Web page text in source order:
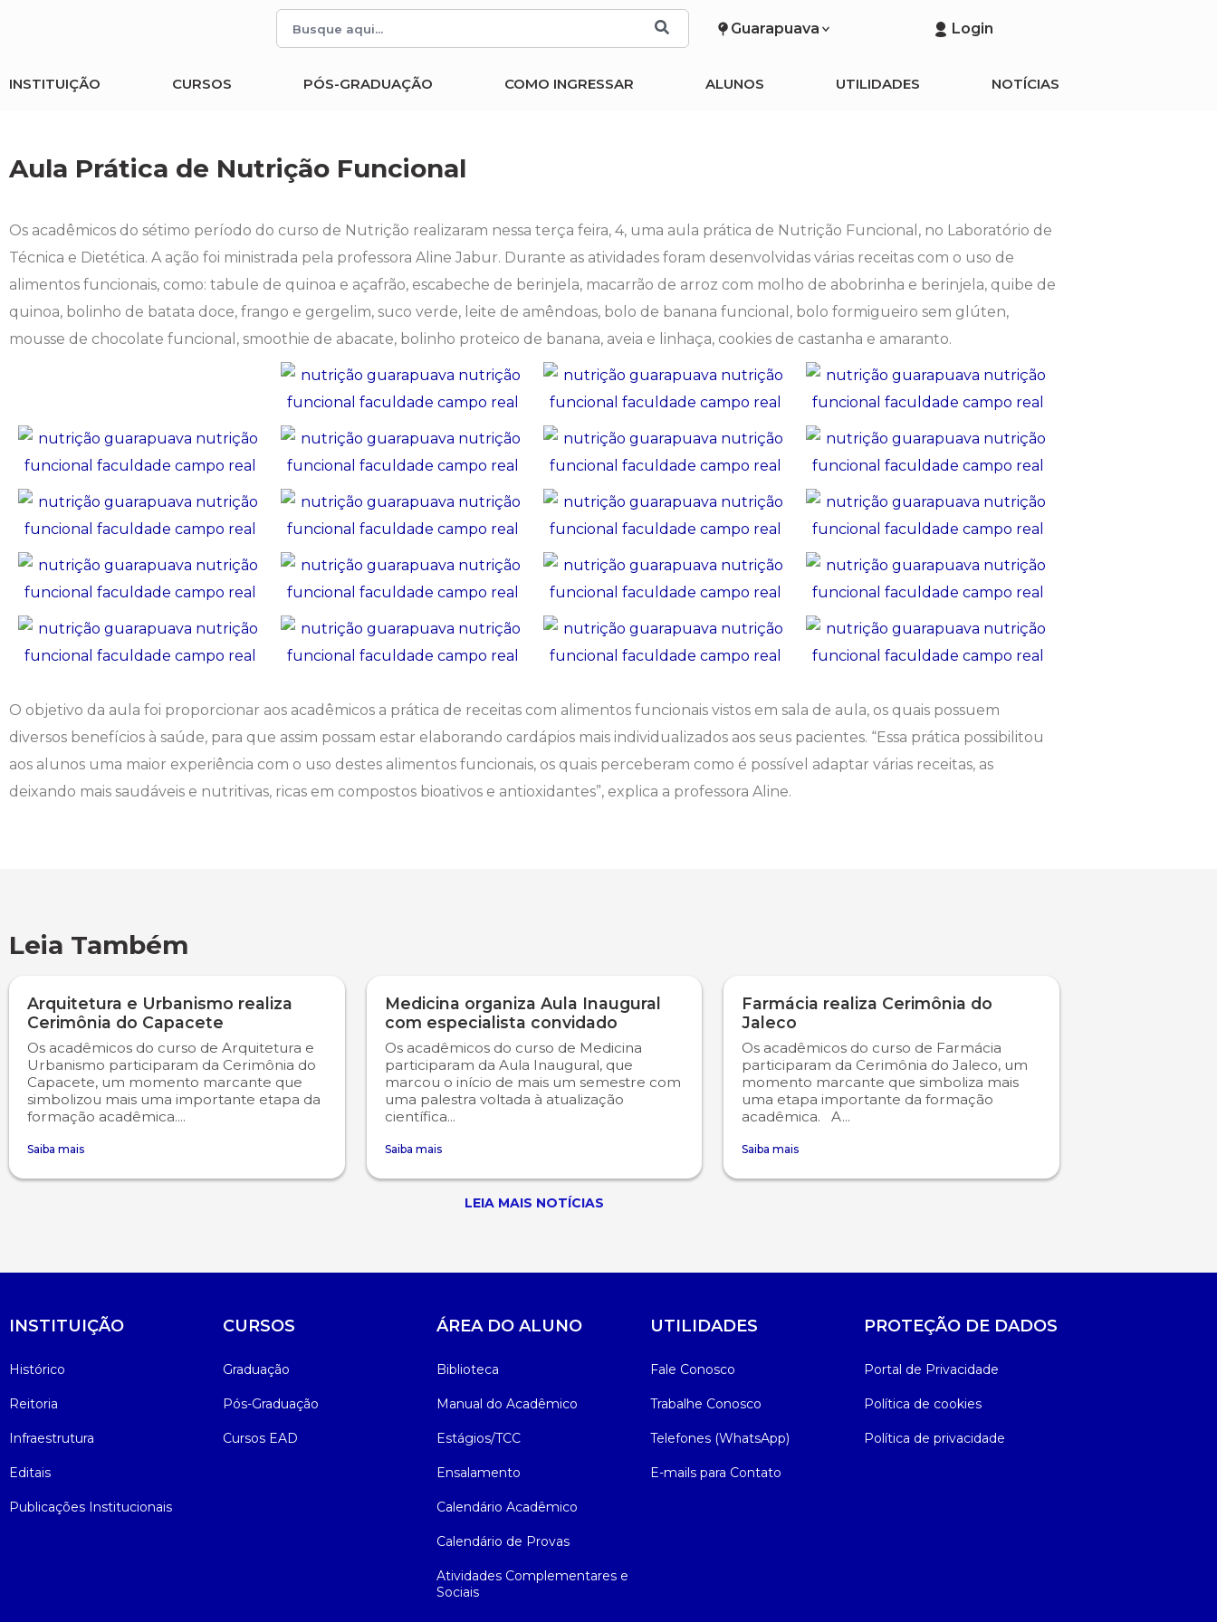
Guarapuava Login
INSTITUIÇÃO CURSOS PÓS-GRADUAÇÃO COMO INGRESSAR ALUNOS UTILIDADES NOTÍCIAS
Aula Prática de Nutrição Funcional
Os acadêmicos do sétimo período do curso de Nutrição realizaram nessa terça feira, 4, uma aula prática de Nutrição Funcional, no Laboratório de
Técnica e Dietética. A ação foi ministrada pela professora Aline Jabur. Durante as atividades foram desenvolvidas várias receitas com o uso de
alimentos funcionais, como: tabule de quinoa e açafrão, escabeche de berinjela, macarrão de arroz com molho de abobrinha e berinjela, quibe de
quinoa, bolinho de batata doce, frango e gergelim, suco verde, leite de amêndoas, bolo de banana funcional, bolo formigueiro sem glúten,
mousse de chocolate funcional, smoothie de abacate, bolinho proteico de banana, aveia e linhaça, cookies de castanha e amaranto.
O objetivo da aula foi proporcionar aos acadêmicos a prática de receitas com alimentos funcionais vistos em sala de aula, os quais possuem
diversos benefícios à saúde, para que assim possam estar elaborando cardápios mais individualizados aos seus pacientes. “Essa prática possibilitou
aos alunos uma maior experiência com o uso destes alimentos funcionais, os quais perceberam como é possível adaptar várias receitas, as
deixando mais saudáveis e nutritivas, ricas em compostos bioativos e antioxidantes”, explica a professora Aline.
Leia Também
Arquitetura e Urbanismo realiza
Cerimônia do Capacete
Os acadêmicos do curso de Arquitetura e
Urbanismo participaram da Cerimônia do
Capacete, um momento marcante que
simbolizou mais uma importante etapa da
formação acadêmica....
Saiba mais
Medicina organiza Aula Inaugural
com especialista convidado
Os acadêmicos do curso de Medicina
participaram da Aula Inaugural, que
marcou o início de mais um semestre com
uma palestra voltada à atualização
científica...
Saiba mais
Farmácia realiza Cerimônia do
Jaleco
Os acadêmicos do curso de Farmácia
participaram da Cerimônia do Jaleco, um
momento marcante que simboliza mais
uma etapa importante da formação
acadêmica. A...
Saiba mais
LEIA MAIS NOTÍCIAS
INSTITUIÇÃO
Histórico
Reitoria
Infraestrutura
Editais
Publicações Institucionais
CURSOS
Graduação
Pós-Graduação
Cursos EAD
ÁREA DO ALUNO
Biblioteca
Manual do Acadêmico
Estágios/TCC
Ensalamento
Calendário Acadêmico
Calendário de Provas
Atividades Complementares e
Sociais
UTILIDADES
Fale Conosco
Trabalhe Conosco
Telefones (WhatsApp)
E-mails para Contato
PROTEÇÃO DE DADOS
Portal de Privacidade
Política de cookies
Política de privacidade
Infraestrutura
Publicações Institucionais
Biomedicina
Direito
Engenharia Agronômica
Engenharia de Software
Engenharia Mecânica
Farmácia
Fisioterapia
Medicina Veterinária
Nutrição
Atividades Complementares e Sociais
Calendário Acadêmico
Carteirinha de Estudante
Ensalamento
Manual do Acadêmico
Manual de Formatura
Manual de Trabalhos Acadêmicos
Núcleo de Apoio Psicopedagógico
Ouvidoria
Sapien
Simulado Preparatório
CPA
Comissão de Ética no Uso de Animais
Diploma Digital
Editais
Infocampo
Intercampo
Logos Campo Real
Portal do Egresso
Portal do RH
WhatsApp Campo Real